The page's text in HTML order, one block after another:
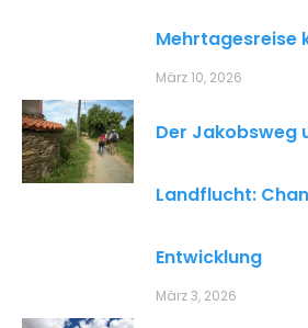
Mehrtagesreise
März 10, 2026
Der Jakobsweg
Landflucht:
Entwicklung
März 3, 2026